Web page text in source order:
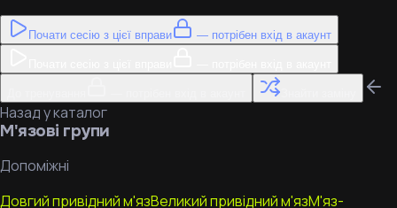
Почати сесію з цієї вправи — потрібен вхід в акаунт
Назад у каталог
М'язові групи
Допоміжні
Довгий привідний м'язВеликий привідний м'язМ'яз-